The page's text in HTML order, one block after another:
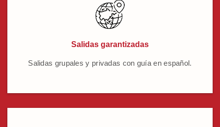
Salidas garantizadas
Salidas grupales y privadas con guía en español.